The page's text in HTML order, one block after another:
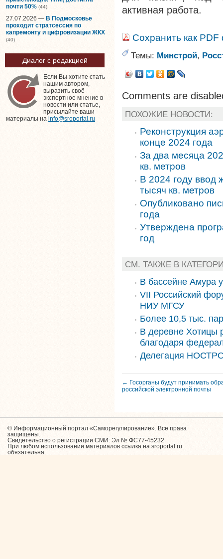
почти 50% (44)
27.07.2026 — В Подмосковье
проходит стратсессия по
капремонту и цифровизации ЖКХ
(40)
Диалог с редакцией
Если Вы хотите стать
нашим автором,
выразить своё
экспертное мнение в
новости или статье,
присылайте ваши
материалы на info@sroportal.ru
активная работа.
Сохранить как
Темы: Минстрой,
Comments are
ПОХОЖИЕ НОВОСТИ:
Реконструкция
конце 2024 года
За два месяца
кв. метров
В 2024 году ввод
тысяч кв. метров
Опубликовано
года
Утверждена
год
СМ. ТАКЖЕ В
В бассейне Амура
VII Российский
НИУ МГСУ
Более 10,5 тыс.
В деревне Хотицы
благодаря
Делегация
← Госорганы будут принимать
российской электронной почты
© Информационный портал «Саморегулирование». Все права
защищены.
Свидетельство о регистрации СМИ: Эл № ФС77-45232
При любом использовании материалов ссылка на sroportal.ru
обязательна.